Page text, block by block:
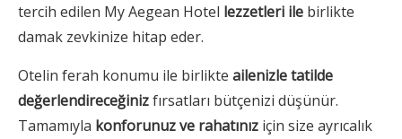
tercih edilen My Aegean Hotel lezzetleri ile birlikte
damak zevkinize hitap eder.
Otelin ferah konumu ile birlikte ailenizle tatilde
değerlendireceğinizfırsatları bütçenizi düşünür.
Tamamıyla konforunuz ve rahatınız için size ayrıcalık